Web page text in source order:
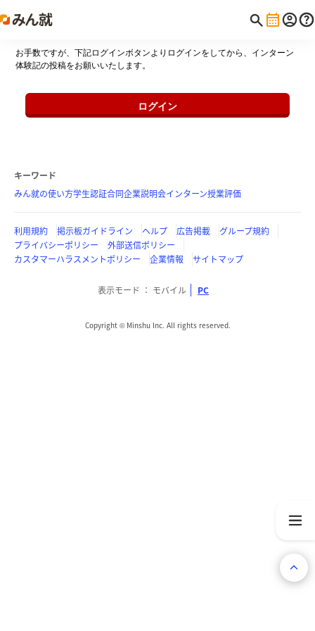
お手数ですが、下記ログインボタンよりログインをしてから、インターン
体験記の投稿をお願いいたします。
ログイン
キーワード
みん就の使い方学生認証合同企業説明会インターン授業評価
利用規約 掲示板ガイドライン ヘルプ 広告掲載
グループ規約
プライバシーポリシー
外部送信ポリシー
カスタマーハラスメントポリシー
企業情報 サイトマップ
表示モード モバイル PC
Copyright © Minshu Inc. All rights reserved.